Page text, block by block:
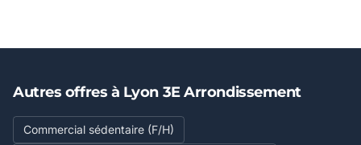
Autres offres à Lyon 3E Arrondissement
Commercial sédentaire (F/H)